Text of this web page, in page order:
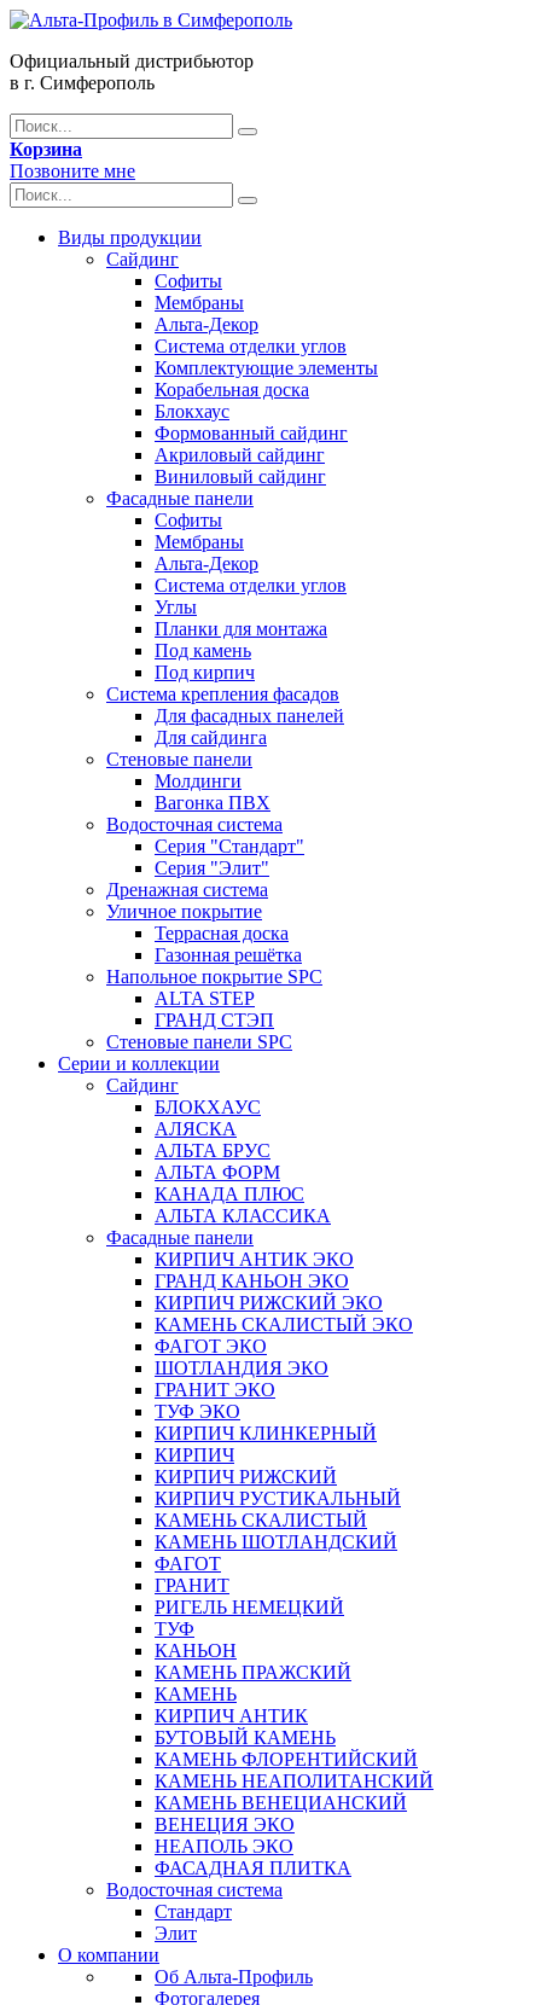
Официальный дистрибьютор
в г. Симферополь
Корзина
Позвоните мне
Виды продукции
Сайдинг
Софиты
Мембраны
Альта-Декор
Система отделки углов
Комплектующие элементы
Корабельная доска
Блокхаус
Формованный сайдинг
Акриловый сайдинг
Виниловый сайдинг
Фасадные панели
Софиты
Мембраны
Альта-Декор
Система отделки углов
Углы
Планки для монтажа
Под камень
Под кирпич
Система крепления фасадов
Для фасадных панелей
Для сайдинга
Стеновые панели
Молдинги
Вагонка ПВХ
Водосточная система
Серия "Стандарт"
Серия "Элит"
Дренажная система
Уличное покрытие
Террасная доска
Газонная решётка
Напольное покрытие SPC
ALTA STEP
ГРАНД СТЭП
Стеновые панели SPC
Серии и коллекции
Сайдинг
БЛОКХАУС
АЛЯСКА
АЛЬТА БРУС
АЛЬТА ФОРМ
КАНАДА ПЛЮС
АЛЬТА КЛАССИКА
Фасадные панели
КИРПИЧ АНТИК ЭКО
ГРАНД КАНЬОН ЭКО
КИРПИЧ РИЖСКИЙ ЭКО
КАМЕНЬ СКАЛИСТЫЙ ЭКО
ФАГОТ ЭКО
ШОТЛАНДИЯ ЭКО
ГРАНИТ ЭКО
ТУФ ЭКО
КИРПИЧ КЛИНКЕРНЫЙ
КИРПИЧ
КИРПИЧ РИЖСКИЙ
КИРПИЧ РУСТИКАЛЬНЫЙ
КАМЕНЬ СКАЛИСТЫЙ
КАМЕНЬ ШОТЛАНДСКИЙ
ФАГОТ
ГРАНИТ
РИГЕЛЬ НЕМЕЦКИЙ
ТУФ
КАНЬОН
КАМЕНЬ ПРАЖСКИЙ
КАМЕНЬ
КИРПИЧ АНТИК
БУТОВЫЙ КАМЕНЬ
КАМЕНЬ ФЛОРЕНТИЙСКИЙ
КАМЕНЬ НЕАПОЛИТАНСКИЙ
КАМЕНЬ ВЕНЕЦИАНСКИЙ
ВЕНЕЦИЯ ЭКО
НЕАПОЛЬ ЭКО
ФАСАДНАЯ ПЛИТКА
Водосточная система
Стандарт
Элит
О компании
Об Альта-Профиль
Фотогалерея